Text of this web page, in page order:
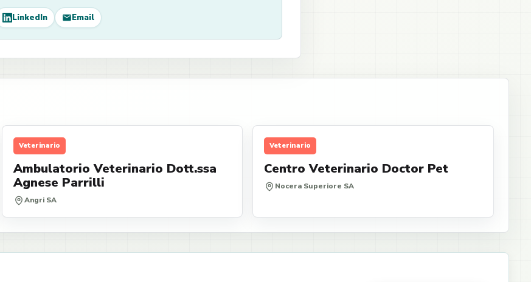
LinkedIn Email
Veterinario
Ambulatorio Veterinario Dott.ssa
Agnese Parrilli
Angri SA
Veterinario
Centro Veterinario Doctor Pet
Nocera Superiore SA